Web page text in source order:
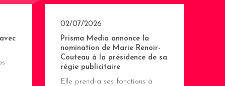
02/07/2026
Prisma Media annonce la
nomination de Marie Renoir-
Couteau à la présidence de sa
régie publicitaire
Elle prendra ses fonctions à